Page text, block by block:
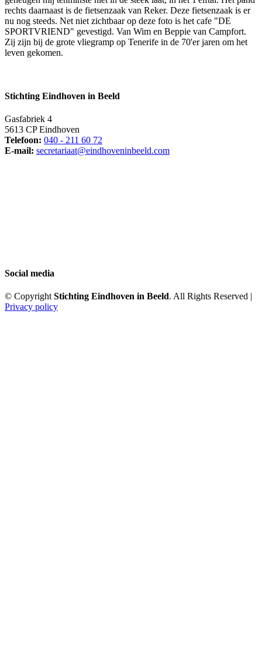
rechts daarnaast is de fietsenzaak van Reker. Deze fietsenzaak is er
nu nog steeds. Net niet zichtbaar op deze foto is het cafe "DE
SPORTVRIEND" gevestigd. Van Wim en Beppie van Campfort.
Zij zijn bij de grote vliegramp op Tenerife in de 70'er jaren om het
leven gekomen.
Stichting Eindhoven in Beeld
Gasfabriek 4
5613 CP Eindhoven
Telefoon: 040 - 211 60 72
E-mail: secretariaat@eindhoveninbeeld.com
Social media
© CopyrightStichting Eindhoven in Beeld. All Rights Reserved |
Privacy policy